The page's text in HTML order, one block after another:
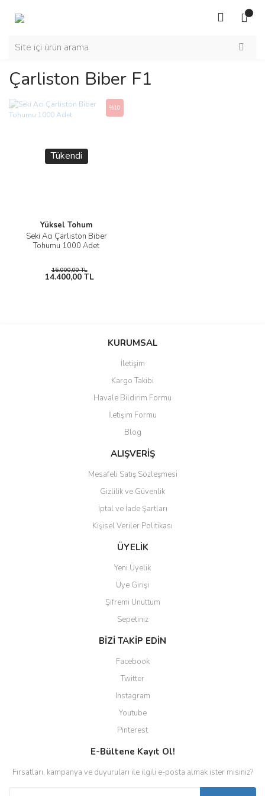
Çarliston Biber F1
Tükendi
Yüksel Tohum
Seki Acı Çarliston Biber
Tohumu 1000 Adet
%10
16.000,00 TL
14.400,00 TL
KURUMSAL
İletişim
Kargo Takibi
Havale Bildirim Formu
İletişim Formu
Blog
ALIŞVERİŞ
Mesafeli Satış Sözleşmesi
Gizlilik ve Güvenlik
İptal ve İade Şartları
Kişisel Veriler Politikası
ÜYELİK
Yeni Üyelik
Üye Girişi
Şifremi Unuttum
Sepetiniz
BİZİ TAKİP EDİN
Facebook
Twitter
Instagram
Youtube
Pinterest
E-Bültene Kayıt Ol!
Fırsatları, kampanya ve duyuruları ile ilgili e-posta almak ister misiniz?